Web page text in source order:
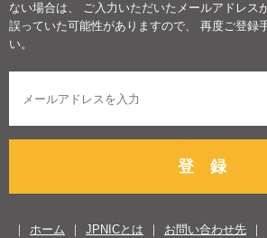
ない場合は、 ご入力いただいたメールアドレス
誤っていた可能性がありますので、 再度ご登録
い。
登 録
ホーム JPNICとは お問い合わせ先